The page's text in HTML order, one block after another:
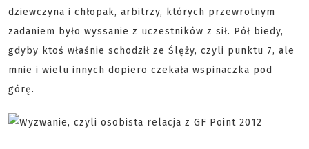
dziewczyna i chłopak, arbitrzy, których przewrotnym
zadaniem było wyssanie z uczestników z sił. Pół biedy,
gdyby ktoś właśnie schodził ze Ślęży, czyli punktu 7, ale
mnie i wielu innych dopiero czekała wspinaczka pod
górę.